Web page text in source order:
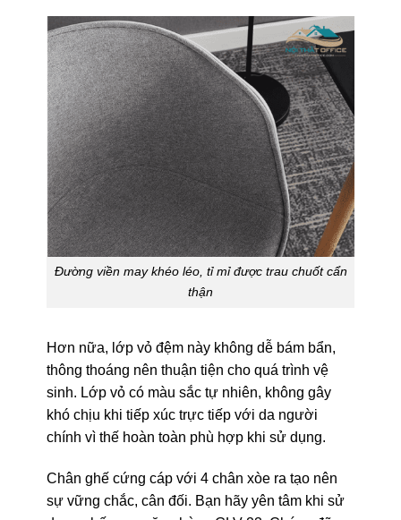
Đường viền may khéo léo, tỉ mỉ được trau chuốt cẩn
thận
Hơn nữa, lớp vỏ đệm này không dễ bám bẩn,
thông thoáng nên thuận tiện cho quá trình vệ
sinh. Lớp vỏ có màu sắc tự nhiên, không gây
khó chịu khi tiếp xúc trực tiếp với da người
chính vì thế hoàn toàn phù hợp khi sử dụng.
Chân ghế cứng cáp với 4 chân xòe ra tạo nên
sự vững chắc, cân đối. Bạn hãy yên tâm khi sử